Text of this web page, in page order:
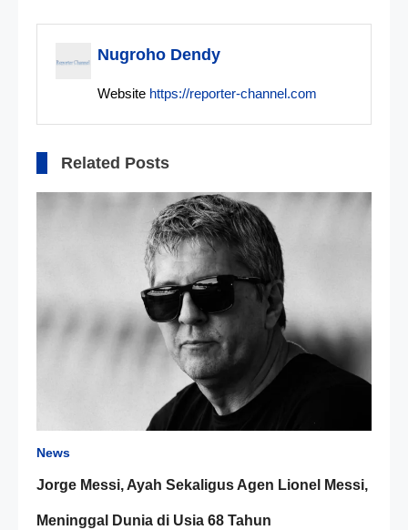
pos
Nugroho Dendy
Website https://reporter-channel.com
Related Posts
News
Jorge Messi, Ayah Sekaligus Agen Lionel Messi,
Meninggal Dunia di Usia 68 Tahun